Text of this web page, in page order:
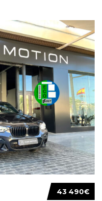
43 490€